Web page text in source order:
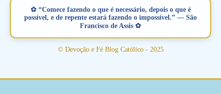
verdadeiro, ou que está com problemas no relacionamento
amoroso, creia na poderosa intercessão deste santo amigo:
Santo Antonio! Tenha fé, não desista, pois ele intercede por nós
junto a Jesus! Fique no Amor Ágape de Jesus e no Amor Materno
de Nossa Senhora. Adriana-Devoção e Fé Mensagem do Padre
✿ “Comece fazendo o que é necessário, depois o que é
possível, e de repente estará fazendo o impossível.” — São
Francisco de Assis ✿
© Devoção e Fé Blog Católico - 2025